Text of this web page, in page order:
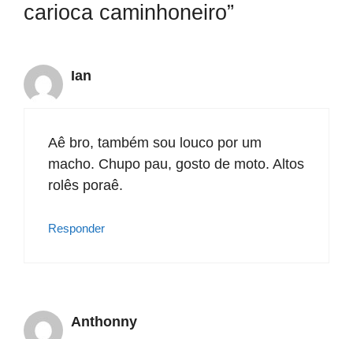
carioca caminhoneiro”
Ian
Aê bro, também sou louco por um
macho. Chupo pau, gosto de moto. Altos
rolês poraê.
Responder
Anthonny